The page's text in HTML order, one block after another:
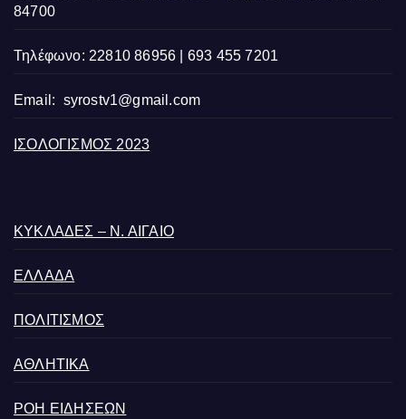
84700
Τηλέφωνο: 22810 86956 | 693 455 7201
Email: syrostv1@gmail.com
ΙΣΟΛΟΓΙΣΜΟΣ 2023
ΚΥΚΛΑΔΕΣ – Ν. ΑΙΓΑΙΟ
ΕΛΛΑΔΑ
ΠΟΛΙΤΙΣΜΟΣ
ΑΘΛΗΤΙΚΑ
ΡΟΗ ΕΙΔΗΣΕΩΝ